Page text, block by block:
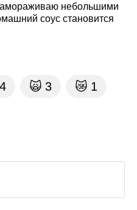
небольшими
соус становится
4 🙀 3 😿 1